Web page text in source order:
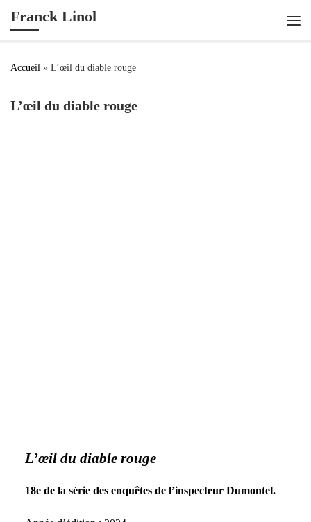
Passer au contenu
Franck Linol
Accueil » L’œil du diable rouge
L’œil du diable rouge
L’œil du diable rouge
18e de la série des enquêtes de l’inspecteur Dumontel.